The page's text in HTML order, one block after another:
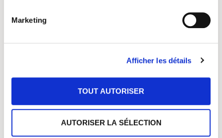
Marketing
Afficher les détails
TOUT AUTORISER
AUTORISER LA SÉLECTION
travers des formations ou ateliers de sensibilisation, ainsi
que du conseil en transformation stratégique, culturelle,
monde entier qui partagent leurs expertises et expériences
Pour contacter Louise :